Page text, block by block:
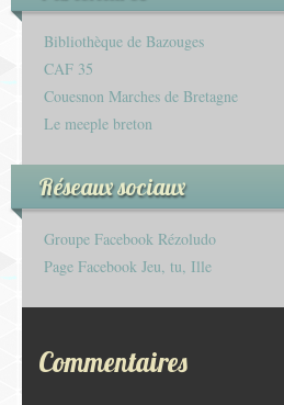
Bibliothèque de Bazouges
CAF 35
Couesnon Marches de Bretagne
Le meeple breton
Réseaux sociaux
Groupe Facebook Rézoludo
Page Facebook Jeu, tu, Ille
Commentaires